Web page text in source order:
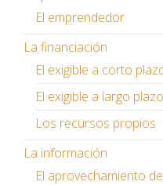
El emprendedor
La financiación
El exigible a corto
El exigible a largo plazo
Los recursos propios
La información
El aprovechamiento